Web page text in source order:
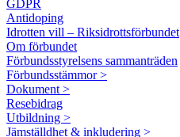
GDPR
Antidoping
Idrotten vill – Riksidrottsförbundet
Om förbundet
Förbundsstyrelsens sammanträden
Förbundsstämmor >
Dokument >
Resebidrag
Utbildning >
Jämställdhet & inkludering >